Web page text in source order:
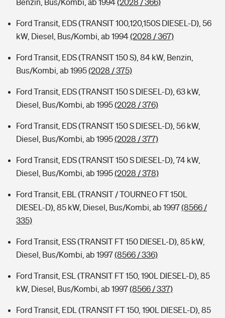
Benzin, Bus/Kombi, ab 1994(2028 / 366)
Ford Transit, EDS (TRANSIT 100,120,150S DIESEL-D), 56
kW, Diesel, Bus/Kombi, ab 1994(2028 / 367)
Ford Transit, EDS (TRANSIT 150 S), 84 kW, Benzin,
Bus/Kombi, ab 1995(2028 / 375)
Ford Transit, EDS (TRANSIT 150 S DIESEL-D), 63 kW,
Diesel, Bus/Kombi, ab 1995(2028 / 376)
Ford Transit, EDS (TRANSIT 150 S DIESEL-D), 56 kW,
Diesel, Bus/Kombi, ab 1995(2028 / 377)
Ford Transit, EDS (TRANSIT 150 S DIESEL-D), 74 kW,
Diesel, Bus/Kombi, ab 1995(2028 / 378)
Ford Transit, EBL (TRANSIT / TOURNEO FT 150L
DIESEL-D), 85 kW, Diesel, Bus/Kombi, ab 1997(8566 /
335)
Ford Transit, ESS (TRANSIT FT 150 DIESEL-D), 85 kW,
Diesel, Bus/Kombi, ab 1997(8566 / 336)
Ford Transit, ESL (TRANSIT FT 150, 190L DIESEL-D), 85
kW, Diesel, Bus/Kombi, ab 1997(8566 / 337)
Ford Transit, EDL (TRANSIT FT 150, 190L DIESEL-D), 85